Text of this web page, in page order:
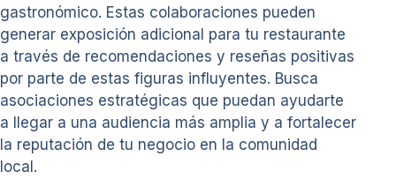
gastronómico. Estas colaboraciones pueden
generar exposición adicional para tu restaurante
a través de recomendaciones y reseñas positivas
por parte de estas figuras influyentes. Busca
asociaciones estratégicas que puedan ayudarte
a llegar a una audiencia más amplia y a fortalecer
la reputación de tu negocio en la comunidad
local.